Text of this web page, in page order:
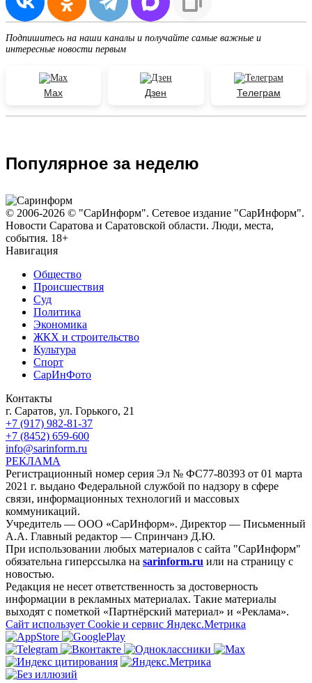
Подпишитесь на наши каналы и получайте самые важные и
интересные новости первым
Max Дзен Телеграм
Популярное за неделю
© 2006-2026 © "СарИнформ". Сетевое издание "СарИнформ".
Новости Саратова и Саратовской области. Люди, места,
события. 18+
Навигация
Общество
Происшествия
Суд
Политика
Экономика
ЖКХ и строительство
Культура
Спорт
СарИнФото
Контакты
г. Саратов, ул. Горького, 21
+7 (917) 982-81-37
+7 (8452) 659-600
info@sarinform.ru
РЕКЛАМА
Регистрационный номер серия Эл № ФС77-80393 от 01 марта
2021 г. выдано Федеральной службой по надзору в сфере
связи, информационных технологий и массовых
коммуникаций.
Учредитель — ООО «СарИнформ». Директор — Письменный
А.А. Главный редактор — Спринчанэ Д.Ю.
При использовании любых материалов с сайта "СарИнформ"
обязательна гиперссылка на sarinform.ru или на страницу с
новостью.
Редакция не несет ответственность за достоверность
информации в рекламных материалах. Такие материалы
выходят с пометкой «Партнёрский материал» и «Реклама».
Сайт использует Cookie и сервиc Яндекс.Метрика